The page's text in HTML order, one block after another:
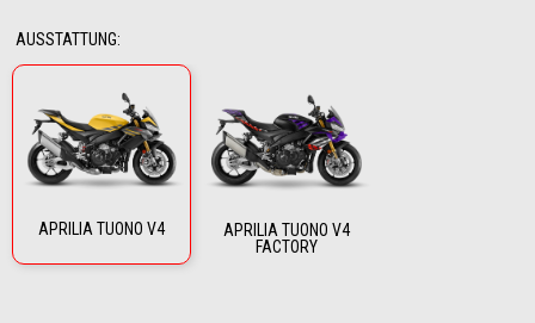
AUSSTATTUNG:
APRILIA TUONO V4
APRILIA TUONO V4
FACTORY